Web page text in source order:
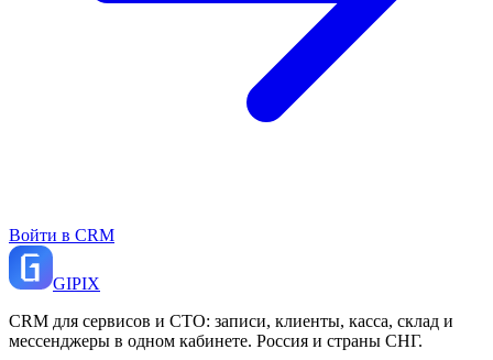
Войти в CRM
GIPIX
CRM для сервисов и СТО: записи, клиенты, касса, склад и
мессенджеры в одном кабинете. Россия и страны СНГ.